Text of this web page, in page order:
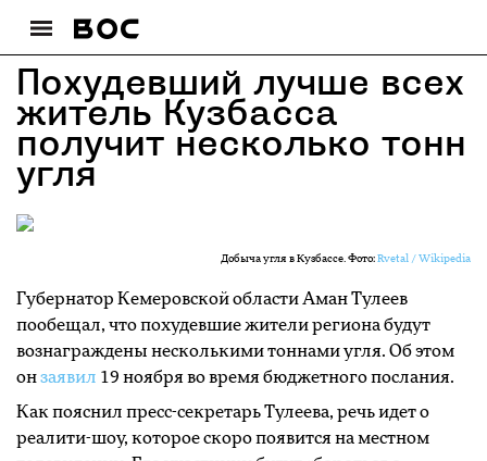
Похудевший лучше всех
житель Кузбасса
получит несколько тонн
угля
Добыча угля в Кузбассе. Фото: Rvetal / Wikipedia
Губернатор Кемеровской области Аман Тулеев
пообещал, что похудевшие жители региона будут
вознаграждены несколькими тоннами угля. Об этом
онзаявил 19 ноября во время бюджетного послания.
Как пояснил пресс-секретарь Тулеева, речь идет о
реалити-шоу, которое скоро появится на местном